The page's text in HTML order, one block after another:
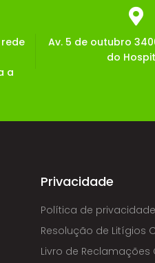
a
Av. 5 de outubro
do
Privacidade
Política de privacidade
Resolução de Litígios
Livro de Reclamações